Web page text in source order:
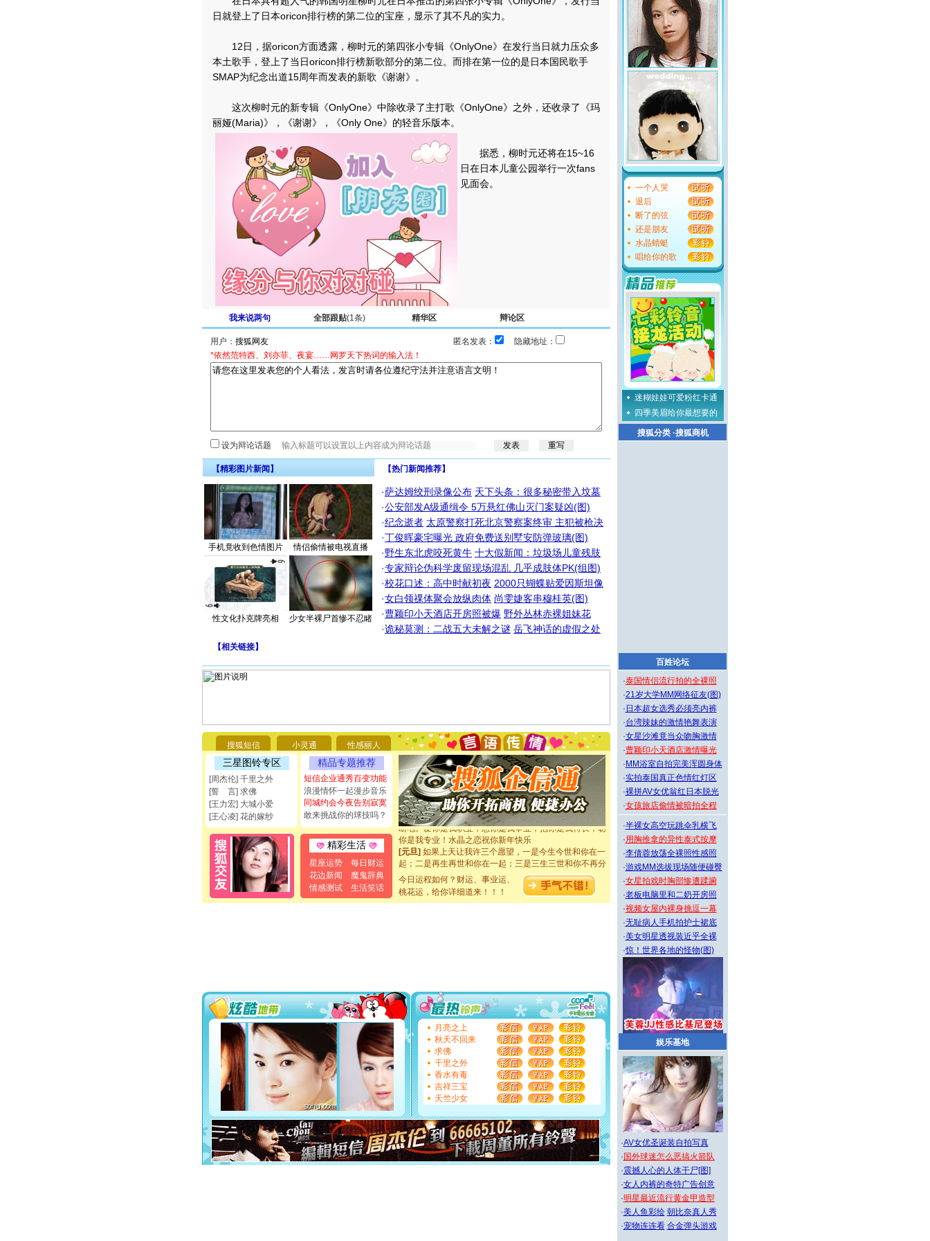
日就登上了日本oricon排行榜的第二位的宝座，显示了其不凡的实力。
12日，据oricon方面透露，柳时元的第四张小专辑《OnlyOne》在发行当日就力压众多
本土歌手，登上了当日oricon排行榜新歌部分的第二位。而排在第一位的是日本国民歌手
SMAP为纪念出道15周年而发表的新歌《谢谢》。
这次柳时元的新专辑《OnlyOne》中除收录了主打歌《OnlyOne》之外，还收录了《玛
丽娅(Maria)》，《谢谢》，《Only One》的轻音乐版本。
据悉，柳时元还将在15~16
日在日本儿童公园举行一次fans
见面会。
我来说两句 全部跟贴(1条) 精华区 辩论区
用户： 匿名发表：
隐藏地址：
*依然范特西、刘亦菲、夜宴……网罗天下热词的输入法！
设为辩论话题
【精彩图片新闻】
手机竟收到色情图片 情侣偷情被电视直播
性文化扑克牌亮相 少女半裸尸首惨不忍睹
【热门新闻推荐】
·萨达姆绞刑录像公布 天下头条：很多秘密带入坟墓
·公安部发A级通缉令 5万悬红佛山灭门案疑凶(图)
·纪念逝者 太原警察打死北京警察案终审 主犯被枪决
·丁俊晖豪宅曝光 政府免费送别墅安防弹玻璃(图)
·野生东北虎咬死黄牛 十大假新闻：垃圾场儿童残肢
·专家辩论伪科学废留现场混乱 几乎成肢体PK(组图)
·校花口述：高中时献初夜 2000只蝴蝶贴爱因斯坦像
·女白领祼体聚会放纵肉体 尚雯婕客串穆桂英(图)
·曹颖印小天酒店开房照被爆 野外丛林赤裸姐妹花
·诡秘莫测：二战五大未解之谜 岳飞神话的虚假之处
【相关链接】
搜狐短信 小灵通 性感丽人
三星图铃专区
[周杰伦] 千里之外
[誓 言] 求佛
[王力宏] 大城小爱
[王心凌] 花的嫁纱
精品专题推荐
短信企业通秀百变功能
浪漫情怀一起漫步音乐
同城约会今夜告别寂寞
敢来挑战你的球技吗？
精彩生活
星座运势
每日财运
花边新闻
魔鬼辞典
情感测试
生活笑话
你太多，只有给你五千万：千万快乐！千万要健康！千万
要平安！千万要知足！千万不要忘记我！
[圣诞节]不只这样的日子才会想起你,而是这样的日子才
能正大光明地骚扰你,告诉你,圣诞要快乐!新年要快乐!天天
都要快乐噢!
[圣诞节]奉上一颗祝福的心,在这个特别的日子里,愿幸福,
如意,快乐,鲜花,一切美好的祝愿与你同在.圣诞快乐!
[元旦]看到你我会触电；看不到你我要充电；没有你我会
断电。爱你是我职业，想你是我事业，抱你是我特长，吻
你是我专业！水晶之恋祝你新年快乐
[元旦]如果上天让我许三个愿望，一是今生今世和你在一
起；二是再生再世和你在一起；三是三生三世和你不再分
离。水晶之恋祝你新年快乐
[元旦]当我狠下心扭头离去那一刻，你在我身后无助地哭
泣，这痛楚让我明白我多么爱你。我转身抱住你：这猪不
卖了。水晶之恋祝你新年快乐。
你太多，只有给你五千万：千万快乐！千万要健康！千万
要平安！千万要知足！千万不要忘记我！
[圣诞节]不只这样的日子才会想起你,而是这样的日子才
能正大光明地骚扰你,告诉你,圣诞要快乐!新年要快乐!天天
都要快乐噢!
[圣诞节]
奉上一颗祝福的心,在这个特别的日子里,愿幸福,
如意,快乐,鲜花,一切美好的祝愿与你同在.圣诞快乐!
[元旦]
看到你我会触电；看不到你我要充电；没有你我会
断电。爱你是我职业，想你是我事业，抱你是我特长，吻
你是我专业！水晶之恋祝你新年快乐
[元旦]如果上天让我许三个愿望，一是今生今世和你在一
起；二是再生再世和你在一起；三是三生三世和你不再分
离。水晶之恋祝你新年快乐
[元旦]当我狠下心扭头离去那一刻，你在我身后无助地哭
泣，这痛楚让我明白我多么爱你。我转身抱住你：这猪不
今日运程如何？财运、事业运、
桃花运，给你详细道来！！！
月亮之上
秋天不回来
求佛
千里之外
香水有毒
吉祥三宝
天竺少女
一个人哭
退后
断了的弦
还是朋友
水晶蜻蜓
唱给你的歌
迷糊娃娃可爱粉红卡通
四季美眉给你最想要的
搜狐分类·搜狐商机
百姓论坛
·泰国情侣流行拍的全裸照
·21岁大学MM网络征友(图)
· 日本超女选秀必须亮内裤
·台湾辣妹的激情艳舞表演
·女星沙滩竟当众吻胸激情
·曹颖印小天酒店激情曝光
· MM浴室自拍完美浑圆身体
·实拍泰国真正色情红灯区
·裸拼AV女优翁红日本脱光
·女孩旅店偷情被暗拍全程
·半裸女高空玩跳伞乳横飞
·用胸推拿的异性泰式按摩
·李倩蓉放荡全裸照性感照
·游戏MM选拔现场随便碰臀
·女星拍戏时胸部惨遭蹂躏
·老板电脑里和二奶开房照
·视频女屋内裸身挑逗一幕
·无耻病人手机拍护士裙底
·美女明星透视装近乎全裸
·惊！世界各地的怪物(图)
娱乐基地
·AV女优圣诞装自拍写真
· 国外球迷怎么恶搞火箭队
·震撼人心的人体干尸[图]
·女人内裤的奇特广告创意
·明星最近流行黄金甲造型
·美人鱼彩绘 朝比奈真人秀
·宠物连连看 合金弹头游戏